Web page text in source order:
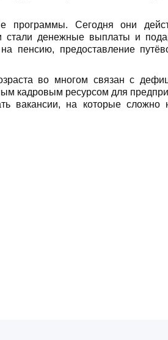
программы. Сегодня они
стали денежные выплаты и
пенсию, предоставление
во многом связан с
кадровым ресурсом для
вакансии, на которые сложно